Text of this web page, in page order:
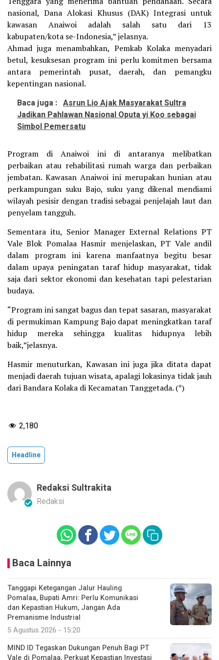
nasional, Dana Alokasi Khusus (DAK) Integrasi untuk
kawasan Anaiwoi adalah salah satu dari 13
kabupaten/kota se-Indonesia,” jelasnya.
Ahmad juga menambahkan, Pemkab Kolaka menyadari
betul, kesuksesan program ini perlu komitmen bersama
antara pemerintah pusat, daerah, dan pemangku
kepentingan nasional.
Baca juga : Asrun Lio Ajak Masyarakat Sultra
Jadikan Pahlawan Nasional Oputa yi Koo sebagai
Simbol Pemersatu
Program di Anaiwoi ini di antaranya melibatkan
perbaikan atau rehabilitasi rumah warga dan perbaikan
jembatan. Kawasan Anaiwoi ini merupakan hunian atau
perkampungan suku Bajo, suku yang dikenal mendiami
wilayah pesisir dengan tradisi sebagai penjelajah laut dan
penyelam tangguh.
Sementara itu, Senior Manager External Relations PT
Vale Blok Pomalaa Hasmir menjelaskan, PT Vale andil
dalam program ini karena manfaatnya begitu besar
dalam upaya peningatan taraf hidup masyarakat, tidak
saja dari sektor ekonomi dan kesehatan tapi pelestarian
budaya.
“Program ini sangat bagus dan tepat sasaran, masyarakat
di permukiman Kampung Bajo dapat meningkatkan taraf
hidup mereka sehingga kualitas hidupnya lebih
baik,”jelasnya.
Hasmir menuturkan, Kawasan ini juga jika ditata dapat
menjadi daerah tujuan wisata, apalagi lokasinya tidak jauh
dari Bandara Kolaka di Kecamatan Tanggetada. (*)
2,180
Headline
Redaksi Sultrakita
Redaksi
Baca Lainnya
Tanggapi Ketegangan Jalur Hauling
Pomalaa, Bupati Amri: Perlu Komunikasi
dan Kepastian Hukum, Jangan Ada
Premanisme Industrial
5 Agustus 2026 - 15:20
MIND ID Tegaskan Dukungan Penuh Bagi PT
Vale di Pomalaa, Perkuat Kepastian Investasi